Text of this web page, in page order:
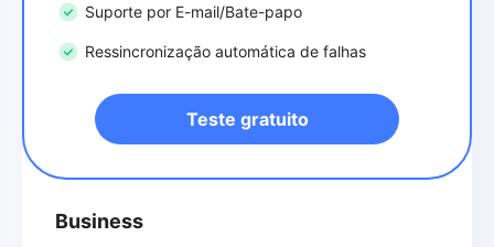
Suporte por E-mail/Bate-papo
Ressincronização automática de falhas
Teste gratuito
Business